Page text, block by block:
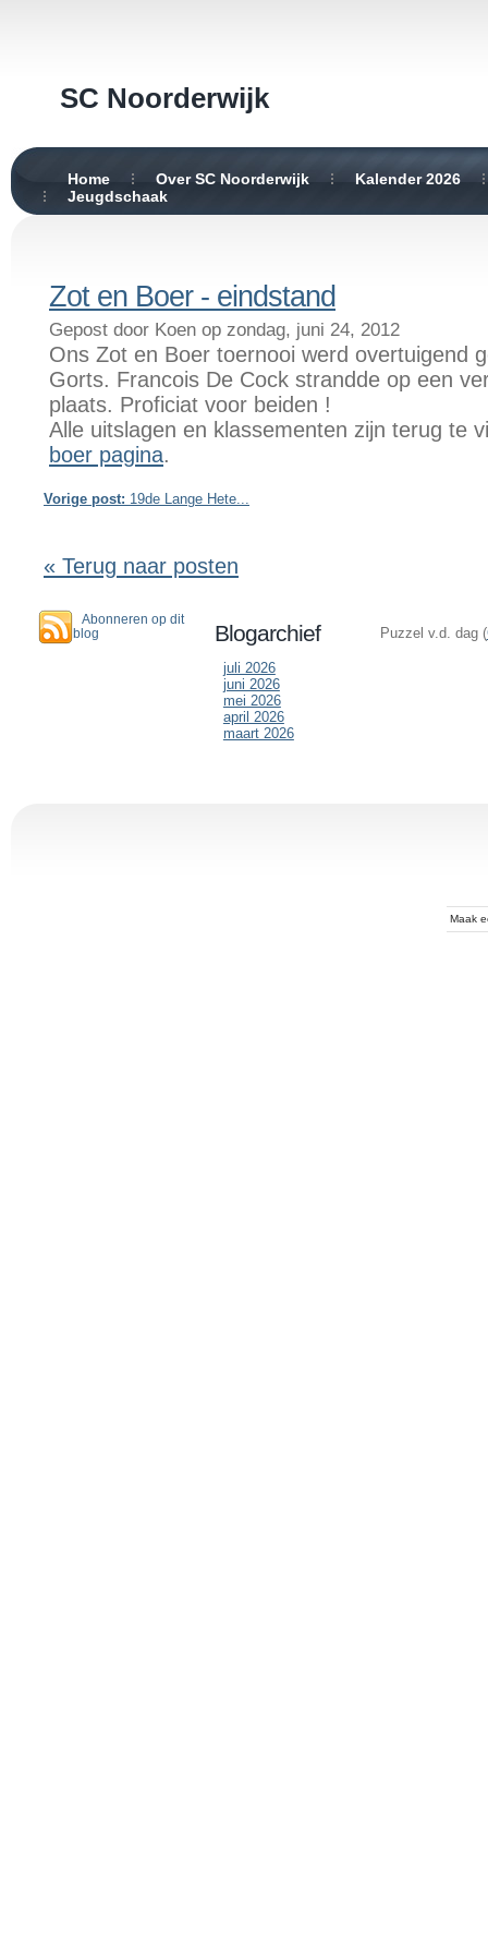
SC Noorderwijk
Home Over SC Noorderwijk
Kalender 2026
Jeugdschaak
Zot en Boer - eindstand
Gepost door Koen op zondag, juni 24, 2012
Ons Zot en Boer toernooi werd overtuigend
Gorts. Francois De Cock strandde op een
plaats. Proficiat voor beiden !
Alle uitslagen en klassementen zijn terug te
boer pagina.
Vorige post: 19de Lange Hete...
« Terug naar posten
Abonneren op dit
blog
Blogarchief
juli 2026
juni 2026
mei 2026
april 2026
maart 2026
Puzzel v.d. dag (
Maak